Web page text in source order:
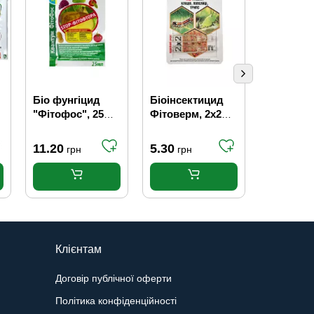
Біо фунгіцид
"Фітофос", 25
11.20 грн
Біоінсектицид
Фітоверм, 2х2
5.30 грн
Клієнтам
Договір публічної оферти
Політика конфіденційності